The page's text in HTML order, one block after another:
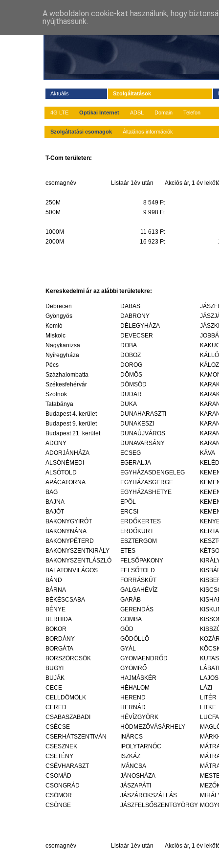
Aktuális Szolgáltatások
4G LTE Optikai Internet ADSL Domain Telefon
Szolgáltatási csomagok Általános információk
T-Com területen:
csomagnév Listaár 1év után Akciós ár, 1 év
250M
8 549 Ft
500M
9 998 Ft
1000M
11 613 Ft
2000M
16 923 Ft
Kereskedelmi ár az alábbi területekre:
Debrecen DABAS
Gyöngyös
DABRONY
Komló
DÉLEGYHÁZA
Miskolc
DEVECSER
Nagykanizsa
DOBA
Nyíregyháza
DOBOZ
KÁLLÓ
Pécs
DOROG
KÁLOZ
Százhalombatta
DÖMÖS
Székesfehérvár
DÖMSÖD
Szolnok
DUDAR
Tatabánya
DUKA
Budapest 4. kerület
DUNAHARASZTI
Budapest 9. kerület
DUNAKESZI
Budapest 21. kerület
DUNAÚJVÁROS
ADONY
DUNAVARSÁNY
ADORJÁNHÁZA
ECSEG
KÁVA
ALSÓNÉMEDI
EGERALJA
KELÉD
ALSÓTOLD
EGYHÁZASDENGELEG
APÁCATORNA
EGYHÁZASGERGE
BAG
EGYHÁZASHETYE
BAJNA
EPÖL
BAJÓT
ERCSI
BAKONYGYIRÓT
ERDŐKERTES
BAKONYNÁNA
ERDŐKÜRT
KERTA
BAKONYPÉTERD
ESZTERGOM
BAKONYSZENTKIRÁLY
ETES
BAKONYSZENTLÁSZLÓ
FELSŐPAKONY
BALATONVILÁGOS
FELSŐTOLD
BÁND
FORRÁSKÚT
BÁRNA
GALGAHÉVÍZ
BÉKÉSCSABA
GARÁB
BÉNYE
GERENDÁS
BERHIDA
GOMBA
BOKOR
GÖD
BORDÁNY
GÖDÖLLŐ
BORGÁTA
GYÁL
BORSZÖRCSÖK
GYOMAENDRŐD
BUGYI
GYÖMRŐ
BUJÁK
HAJMÁSKÉR
CECE
HÉHALOM
LÁZI
CELLDÖMÖLK
HEREND
LITÉR
CERED
HERNÁD
LITKE
CSABASZABADI
HÉVÍZGYÖRK
CSÉCSE
HÓDMEZŐVÁSÁRHELY
CSERHÁTSZENTIVÁN
INÁRCS
CSESZNEK
IPOLYTARNÓC
CSETÉNY
ISZKÁZ
CSÉVHARASZT
IVÁNCSA
CSOMÁD
JÁNOSHÁZA
CSONGRÁD
JÁSZAPÁTI
CSÖMÖR
JÁSZÁROKSZÁLLÁS
CSÖNGE
JÁSZFELSŐSZENTGYÖRGY
csomagnév Listaár 1év után Akciós ár, 1 év
A weboldalon cookie-kat használunk, hogy
nyújthassunk.